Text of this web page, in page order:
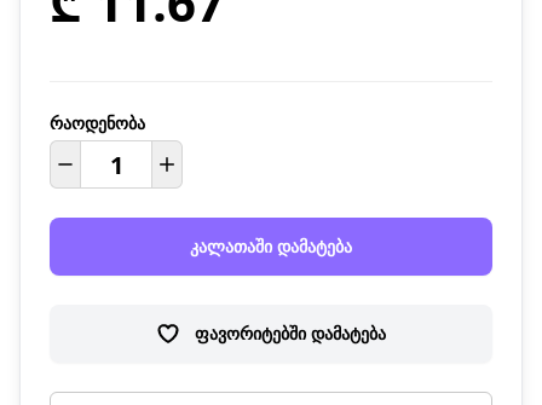
რაოდენობა
კალათაში დამატება
ფავორიტებში დამატება